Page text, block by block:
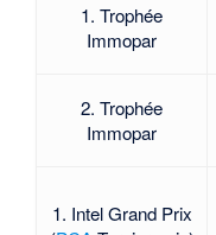
1. Trophée
Immopar
2. Trophée
Immopar
1. Intel Grand Prix